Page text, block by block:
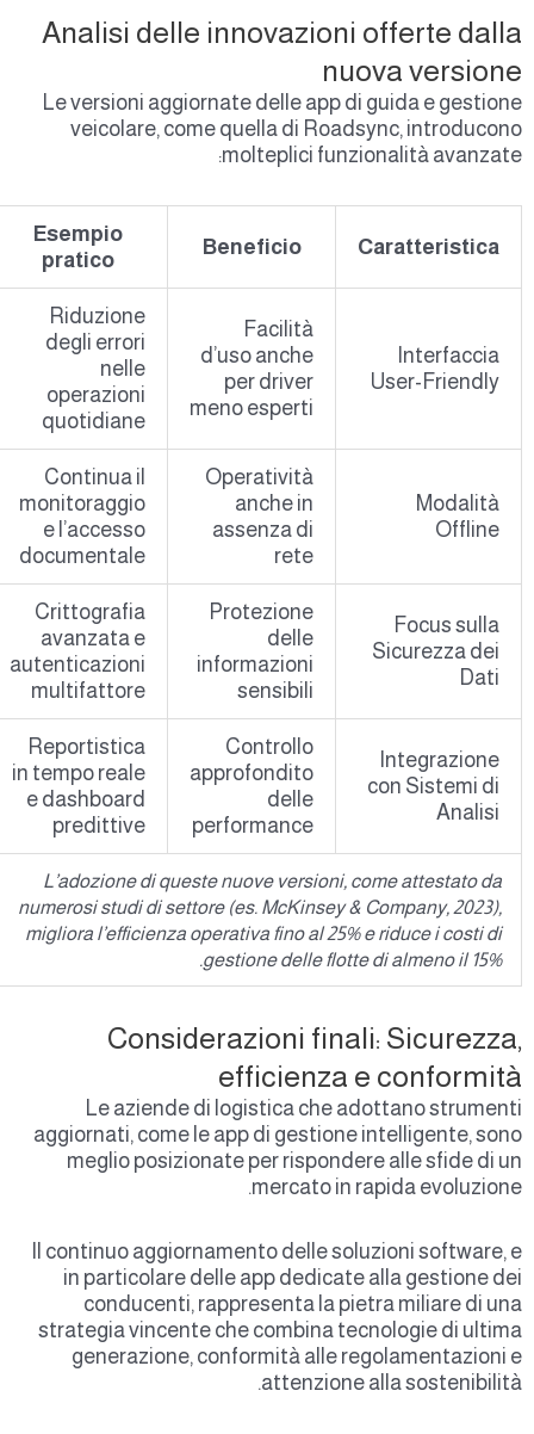
Analisi delle innovazioni offerte dalla
nuova versione
Le versioni aggiornate delle app di guida e gestione
veicolare, come quella di Roadsync, introducono
molteplici funzionalità avanzate:
Caratteristica
Beneficio
Esempio
pratico
Interfaccia
User-Friendly
Facilità
d’uso anche
per driver
meno esperti
Riduzione
degli errori
nelle
operazioni
quotidiane
Modalità
Offline
Operatività
anche in
assenza di
rete
Continua il
monitoraggio
e l’accesso
documentale
Focus sulla
Sicurezza dei
Dati
Protezione
delle
informazioni
sensibili
Crittografia
avanzata e
autenticazioni
multifattore
Integrazione
con Sistemi di
Analisi
Controllo
approfondito
delle
performance
Reportistica
in tempo reale
e dashboard
predittive
L’adozione di queste nuove versioni, come attestato da
numerosi studi di settore (es. McKinsey & Company, 2023),
migliora l’efficienza operativa fino al 25% e riduce i costi di
gestione delle flotte di almeno il 15%.
Considerazioni finali: Sicurezza,
efficienza e conformità
Le aziende di logistica che adottano strumenti
aggiornati, come le app di gestione intelligente, sono
meglio posizionate per rispondere alle sfide di un
mercato in rapida evoluzione.
Il continuo aggiornamento delle soluzioni software, e
in particolare delle app dedicate alla gestione dei
conducenti, rappresenta la pietra miliare di una
strategia vincente che combina tecnologie di ultima
generazione, conformità alle regolamentazioni e
attenzione alla sostenibilità.